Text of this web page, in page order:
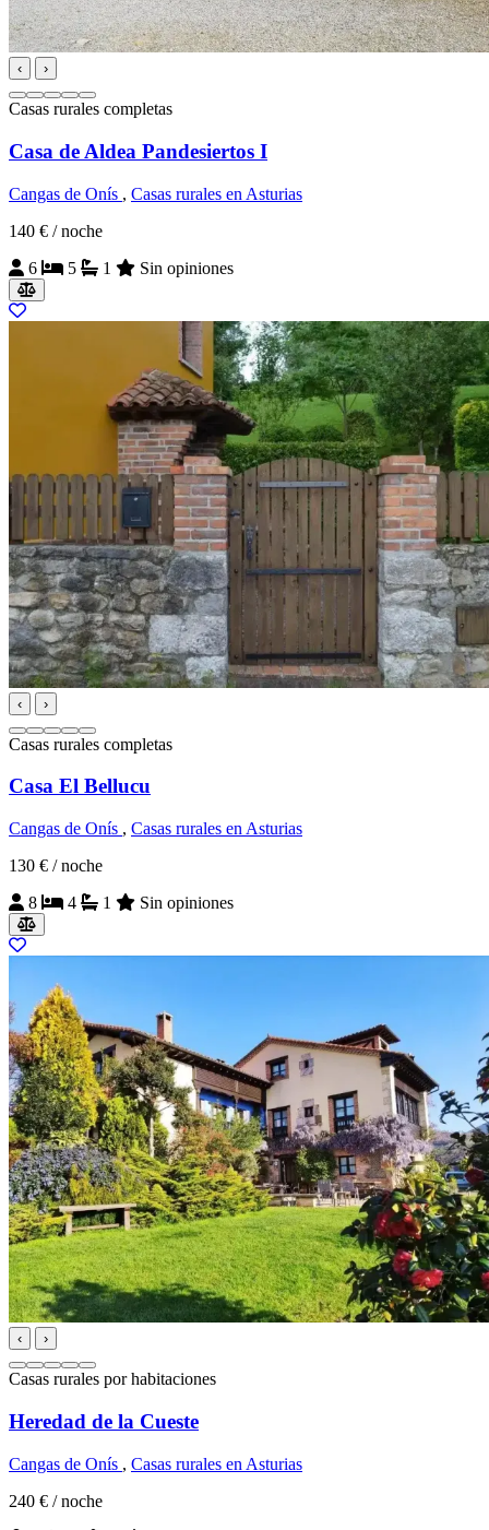
‹ ›
Casas rurales completas
Casa de Aldea Pandesiertos I
Cangas de Onís , Casas rurales en Asturias
140 € / noche
6
5 1 Sin opiniones
‹ ›
Casas rurales completas
Casa El Bellucu
Cangas de Onís , Casas rurales en Asturias
130 € / noche
8
4 1 Sin opiniones
‹ ›
Casas rurales por habitaciones
Heredad de la Cueste
Cangas de Onís , Casas rurales en Asturias
240 € / noche